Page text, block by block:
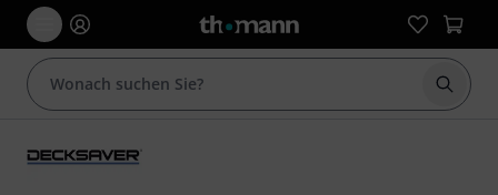
Suche